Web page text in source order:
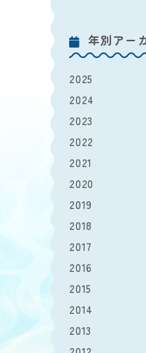
年別アー
2025
2024
2023
2022
2021
2020
2019
2018
2017
2016
2015
2014
2013